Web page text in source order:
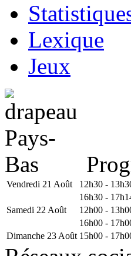
Lexique
Jeux
Vendredi 21 Août 12h30 -
16h30 -
Samedi 22 Août
12h00 -
16h00 -
Dimanche 23 Août 15h00 -